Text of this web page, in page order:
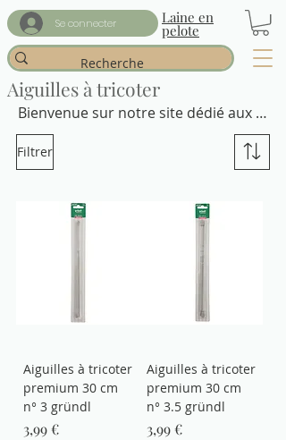
Se connecter Laine en
pelote
Aiguilles à tricoter
Bienvenue sur notre site dédié aux
passionnés de tricot ! Découvrez
notre sélection d'aiguilles à tricoter
les marques Celia's et Gründl.
Trouvez l'outil parfait pour réaliser
Filtrer
Aiguilles à tricoter
premium 30 cm
n° 3 gründl
Prix
3,99 €
Aiguilles à tricoter
premium 30 cm
n° 3.5 gründl
Prix
3,99 €